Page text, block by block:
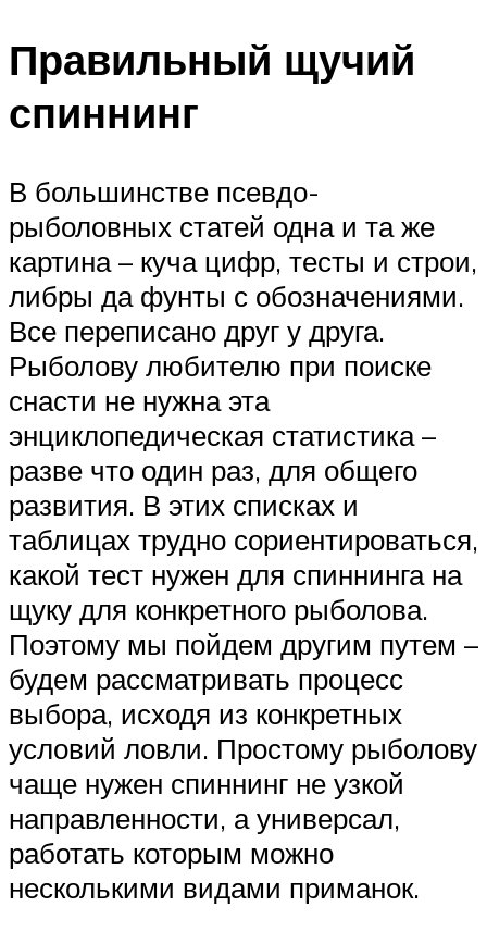
Правильный щучий
спиннинг
В большинстве псевдо-
рыболовных статей одна и та же
картина – куча цифр, тесты и строи,
либры да фунты с обозначениями.
Все переписано друг у друга.
Рыболову любителю при поиске
снасти не нужна эта
энциклопедическая статистика –
разве что один раз, для общего
развития. В этих списках и
таблицах трудно сориентироваться,
какой тест нужен для спиннинга на
щуку для конкретного рыболова.
Поэтому мы пойдем другим путем –
будем рассматривать процесс
выбора, исходя из конкретных
условий ловли. Простому рыболову
чаще нужен спиннинг не узкой
направленности, а универсал,
работать которым можно
несколькими видами приманок.